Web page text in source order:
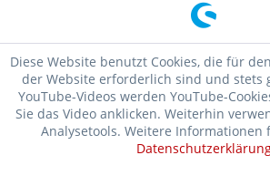
Diese Website benutzt Cookies, die für
der Website erforderlich sind und stets
YouTube-Videos werden YouTube-
Sie das Video anklicken. Weiterhin
Analysetools. Weitere Informationen